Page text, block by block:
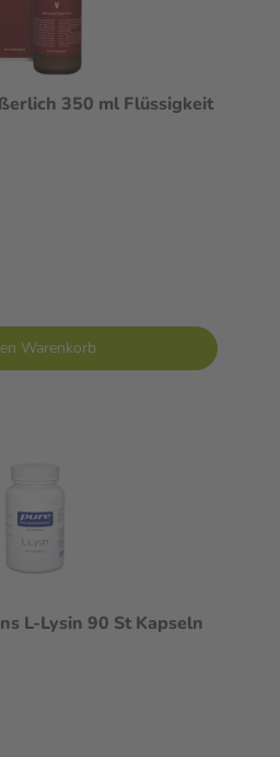
Äußerlich 350 ml Flüssigkeit
Warenkorb
L-Lysin 90 St Kapseln